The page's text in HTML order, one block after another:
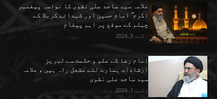
علامہ سید ساجد علی نقوی کا نواسہ پیغمبر
اکرم ۖ امام حسین اور شہدائے کربلا کے
چہلم کے موقع پر اہم پیغام
اگست 3, 2026
امام رضا کے علم و حکمت سے لبریز
ارشادات ہمارے لئے مشعل راہ ہیں ، علامہ
سید ساجد علی نقوی
اگست 1, 2026